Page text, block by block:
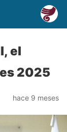
el
2025
hace 9 meses